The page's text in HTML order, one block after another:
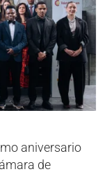
aniversario
de